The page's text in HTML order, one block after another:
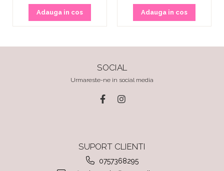
Adauga in cos Adauga in cos
SOCIAL
Urmareste-ne in social media
SUPORT CLIENTI
0757368295